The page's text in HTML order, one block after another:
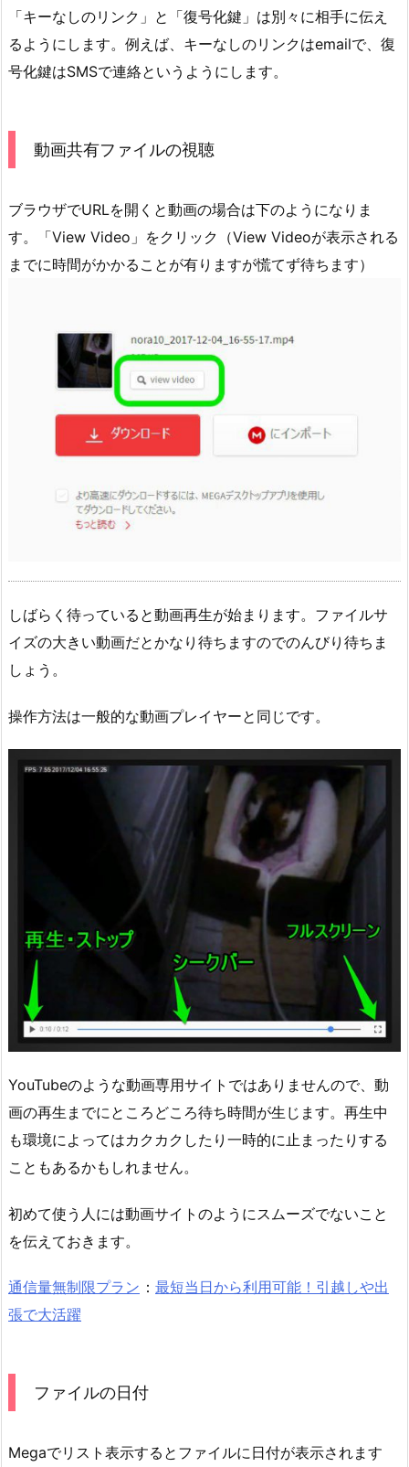
「キーなしのリンク」と「復号化鍵」は別々に相手に伝え
るようにします。例えば、キーなしのリンクはemailで、復
号化鍵はSMSで連絡というようにします。
動画共有ファイルの視聴
ブラウザでURLを開くと動画の場合は下のようになりま
す。「View Video」をクリック（View Videoが表示される
までに時間がかかることが有りますが慌てず待ちます）
しばらく待っていると動画再生が始まります。ファイルサ
イズの大きい動画だとかなり待ちますのでのんびり待ちま
しょう。
操作方法は一般的な動画プレイヤーと同じです。
YouTubeのような動画専用サイトではありませんので、動
画の再生までにところどころ待ち時間が生じます。再生中
も環境によってはカクカクしたり一時的に止まったりする
こともあるかもしれません。
初めて使う人には動画サイトのようにスムーズでないこと
を伝えておきます。
通信量無制限プラン ： 最短当日から利用可能！引越しや出
張で大活躍
ファイルの日付
Megaでリスト表示するとファイルに日付が表示されます